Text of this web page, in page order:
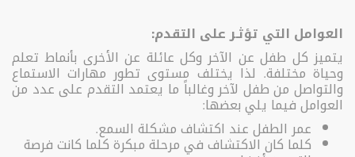
العوامل التي تؤثـر على التقدم:
يتميز كل طفل عن الآخر وكل عائلة عن الأخرى بأنماط تعلم
وحياة مختلفة. لذا يختلف مستوى تطور مهارات الاستماع
والتواصل من طفل لآخر وغالباً ما يعتمد التقدم على عدد من
العوامل فيما يلي بعضها:
عمر الطفل عند اكتشاف مشكلة السمع.
كلما كان الاكتشاف في مرحلة مبكرة كلما كانت فرصة